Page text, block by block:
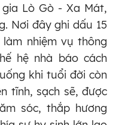
gia Lò Gò - Xa Mát,
Nơi đây ghi dấu 15
nhiệm vụ thông
hệ nhà báo cách
khi tuổi đời còn
tĩnh, sạch sẽ, được
sóc, thắp hương